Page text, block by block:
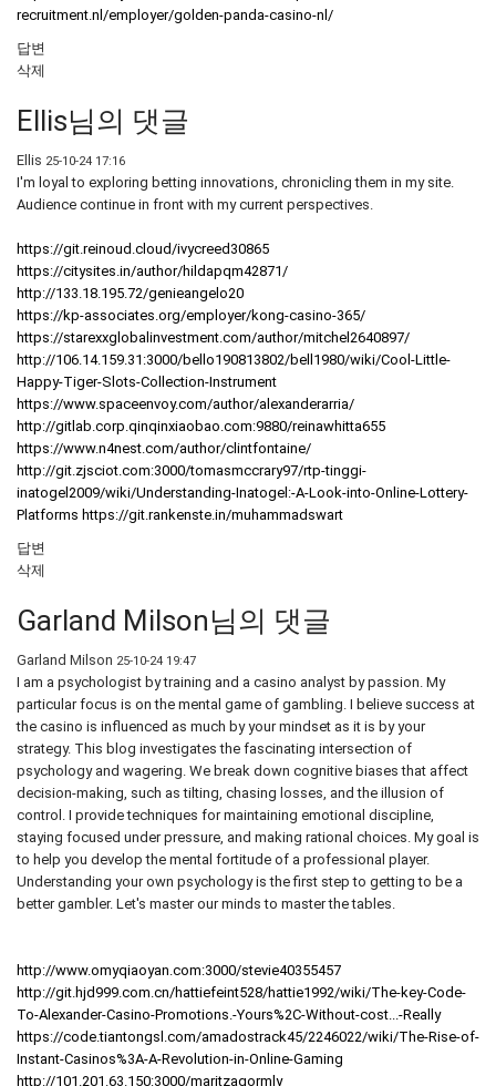
recruitment.nl/employer/golden-panda-casino-nl/
답변
삭제
Ellis님의 댓글
Ellis 25-10-24 17:16
I'm loyal to exploring betting innovations, chronicling them in my site.
Audience continue in front with my current perspectives.
https://git.reinoud.cloud/ivycreed30865
https://citysites.in/author/hildapqm42871/
http://133.18.195.72/genieangelo20
https://kp-associates.org/employer/kong-casino-365/
https://starexxglobalinvestment.com/author/mitchel2640897/
http://106.14.159.31:3000/bello190813802/bell1980/wiki/Cool-Little-
Happy-Tiger-Slots-Collection-Instrument
https://www.spaceenvoy.com/author/alexanderarria/
http://gitlab.corp.qinqinxiaobao.com:9880/reinawhitta655
https://www.n4nest.com/author/clintfontaine/
http://git.zjsciot.com:3000/tomasmccrary97/rtp-tinggi-
inatogel2009/wiki/Understanding-Inatogel:-A-Look-into-Online-Lottery-
Platforms https://git.rankenste.in/muhammadswart
답변
삭제
Garland Milson님의 댓글
Garland Milson 25-10-24 19:47
I am a psychologist by training and a casino analyst by passion. My
particular focus is on the mental game of gambling. I believe success at
the casino is influenced as much by your mindset as it is by your
strategy. This blog investigates the fascinating intersection of
psychology and wagering. We break down cognitive biases that affect
decision-making, such as tilting, chasing losses, and the illusion of
control. I provide techniques for maintaining emotional discipline,
staying focused under pressure, and making rational choices. My goal is
to help you develop the mental fortitude of a professional player.
Understanding your own psychology is the first step to getting to be a
better gambler. Let's master our minds to master the tables.
http://www.omyqiaoyan.com:3000/stevie40355457
http://git.hjd999.com.cn/hattiefeint528/hattie1992/wiki/The-key-Code-
To-Alexander-Casino-Promotions.-Yours%2C-Without-cost...-Really
https://code.tiantongsl.com/amadostrack45/2246022/wiki/The-Rise-of-
Instant-Casinos%3A-A-Revolution-in-Online-Gaming
http://101.201.63.150:3000/maritzagormly